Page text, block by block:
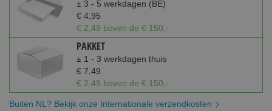
± 3 - 5 werkdagen (BE)
€ 4,95
€ 2,49 boven de € 150,-
PAKKET
± 1 - 3 werkdagen thuis
€ 7,49
€ 2,49 boven de € 150,-
Buiten NL? Bekijk onze Internationale verzendkosten